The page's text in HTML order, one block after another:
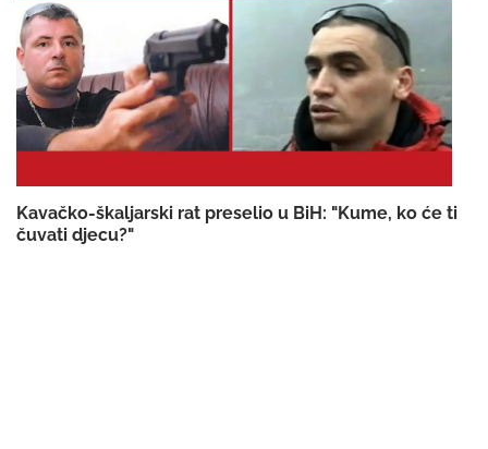
Kavačko-škaljarski rat preselio u BiH: "Kume, ko će ti
čuvati djecu?"